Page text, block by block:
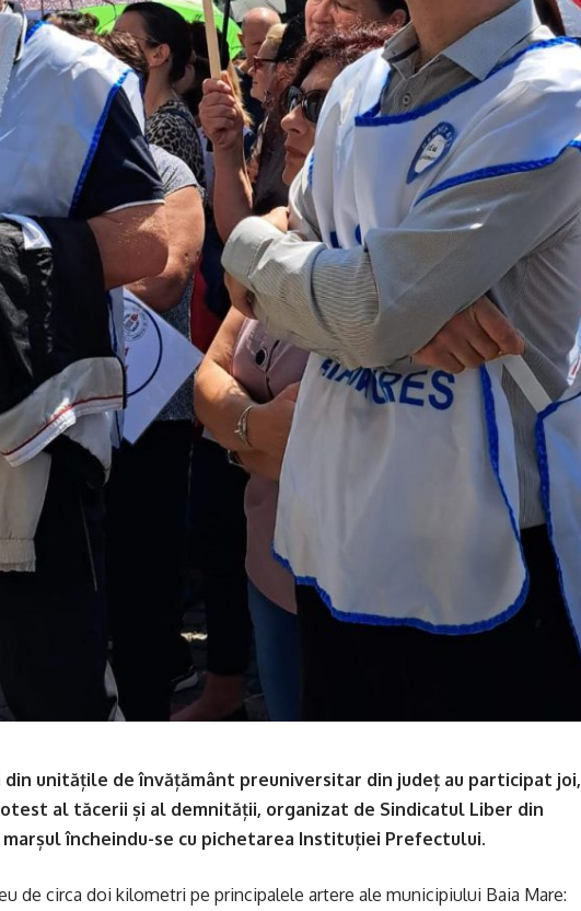
din unitățile de învățământ preuniversitar din județ au participat joi,
al tăcerii și al demnității, organizat de Sindicatul Liber din
încheindu-se cu pichetarea Instituției Prefectului.
de circa doi kilometri pe principalele artere ale municipiului Baia Mare: